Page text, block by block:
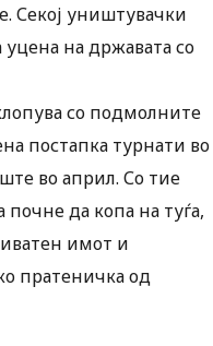
Секој уништувачки
уцена на државата со
со подмолните
постапка турнати во
во април. Со тие
да копа на туѓа,
имот и
пратеничка од